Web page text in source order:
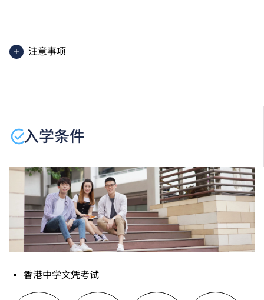
数。分数只供参考。（分数对应为：5**=7分；5*=6
分；5=5分；4=4分；3=3分；2=2分；1=1分）
注意事项
学生或须于其他VTC院校上课。VTC可因应情况取消任
分校／上课地点。
入学条件
香港中学文凭考试